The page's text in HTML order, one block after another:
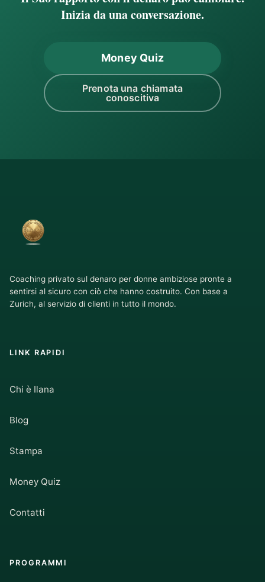
Inizia da una conversazione.
Money Quiz
Prenota una chiamata
conoscitiva
Coaching privato sul denaro per donne ambiziose pronte a
sentirsi al sicuro con ciò che hanno costruito. Con base a
Zurich, al servizio di clienti in tutto il mondo.
LINK RAPIDI
Chi è Ilana
Blog
Stampa
Money Quiz
Contatti
PROGRAMMI